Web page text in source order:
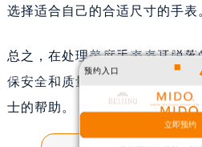
美度手表表耳掉了
美度手表表耳掉了，如何妥善处理？在日常佩戴
或意外碰撞而脱落。面对这
选择适合自己的合适尺寸的手表
总之，在处理美度手表表耳脱
保安全和质量。如果不确定如
士的帮助。
预约入口
立即预约